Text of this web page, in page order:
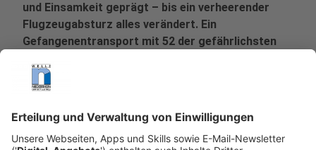
und Einsamkeit geprägt – bis ein verheerender
Flugzeugabsturz alles verändert. Ein
Gefangenentransport mit 52 der gefährlichsten
Viele kommen ums Leben, doch einige überleben –
und fliehen in die endlosen Schneelandschaften.
aussieht, entpuppt sich bald als Teil eines
finsteren Plans.